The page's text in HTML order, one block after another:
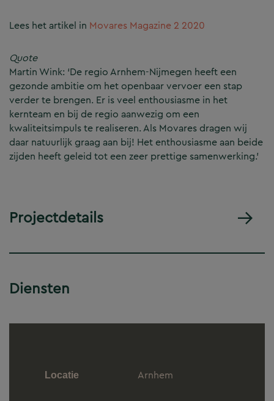
Lees het artikel in Movares Magazine 2 2020
Quote
Martin Wink: ‘De regio Arnhem-Nijmegen heeft een
gezonde ambitie om het openbaar vervoer een stap
verder te brengen. Er is veel enthousiasme in het
kernteam en bij de regio aanwezig om een
kwaliteitsimpuls te realiseren. Als Movares dragen wij
daar natuurlijk graag aan bij! Het enthousiasme aan beide
zijden heeft geleid tot een zeer prettige samenwerking.’
Projectdetails
Diensten
Locatie Arnhem